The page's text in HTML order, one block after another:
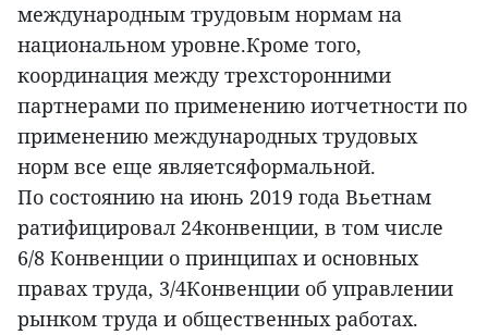
международным трудовым нормам на
национальном уровне.Кроме того,
координация между трехсторонними
партнерами по применению иотчетности по
применению международных трудовых
норм все еще являетсяформальной.
По состоянию на июнь 2019 года Вьетнам
ратифицировал 24конвенции, в том числе
6/8 Конвенции о принципах и основных
правах труда, 3/4Конвенции об управлении
рынком труда и общественных работах.